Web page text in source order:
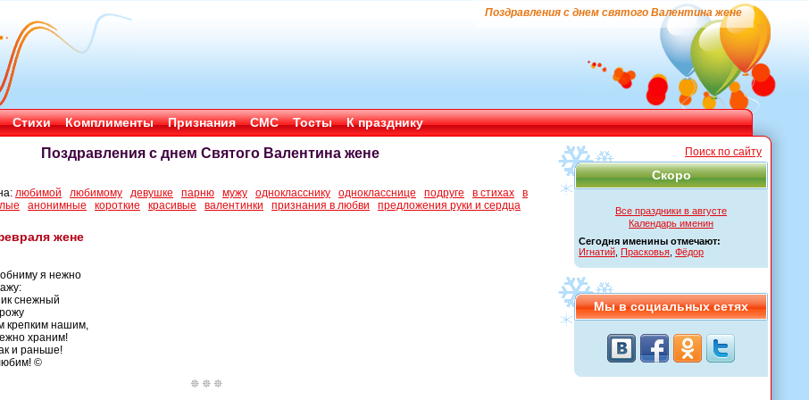
Поздравления с днем святого Валентина жене
Стихи Комплименты Признания СМС Тосты К празднику
Поиск по сайту
Скоро
Все праздники в августе
Календарь именин
Сегодня именины отмечают:
Игнатий Прасковья Фёдор
Мы в социальных сетях
Поздравления с днем Святого Валентина жене
любимой любимому девушке парню мужу однокласснику однокласснице подруге в стихах
в
анонимные короткие красивые валентинки признания в любви предложения руки и сердца
жене
я нежно
снежный
крепким нашим,
храним!
и раньше!
©